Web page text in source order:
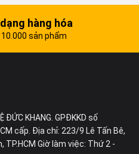
hàng hóa
sản phẩm
ĐỨC KHANG. GPĐKKD số
cấp. Địa chỉ: 223/9 Lê Tấn Bê,
TP.HCM Giờ làm việc: Thứ 2 -